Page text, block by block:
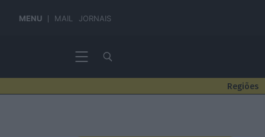
MENU MAIL JORNAIS
Regiões